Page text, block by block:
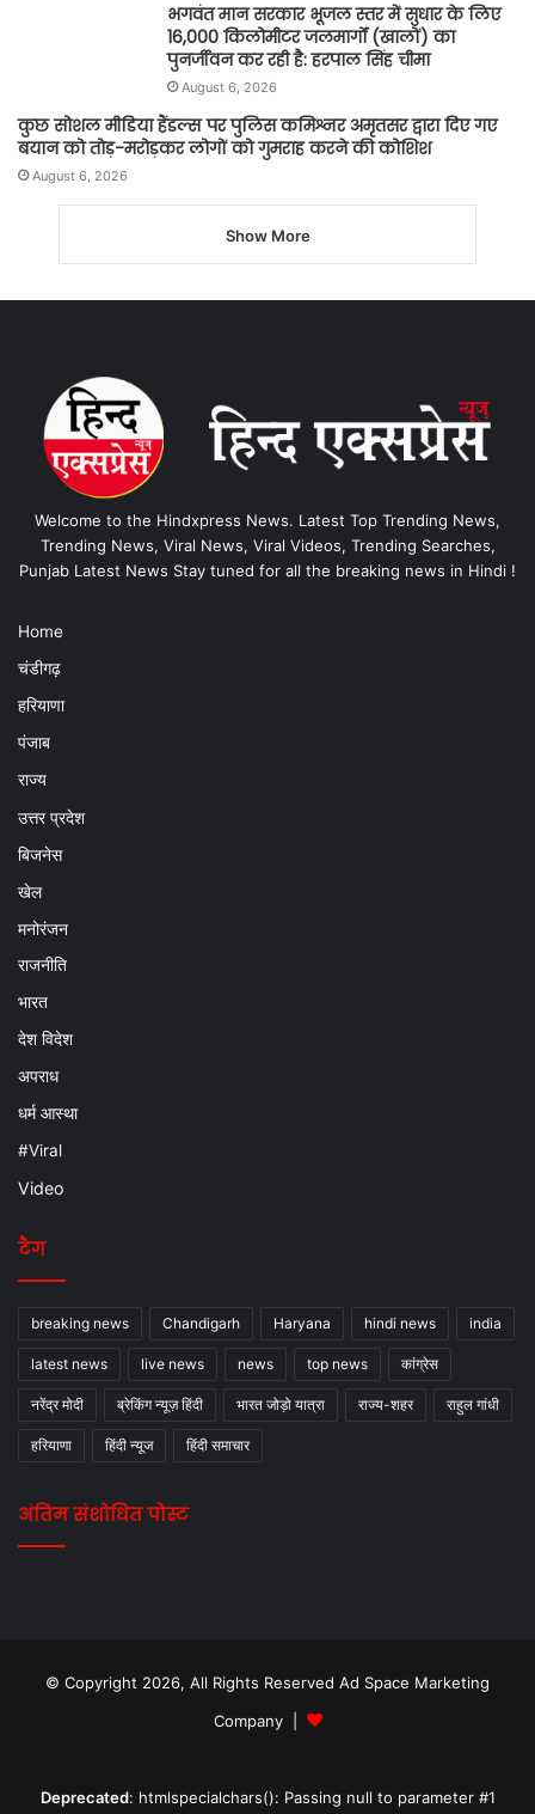
भगवंत मान सरकार भूजल स्तर में सुधार के लिए
16,000 किलोमीटर जलमार्गों (खालों) का
पुनर्जीवन कर रही है: हरपाल सिंह चीमा
August 6, 2026
कुछ सोशल मीडिया हैंडल्स पर पुलिस कमिश्नर अमृतसर द्वारा दिए गए
बयान को तोड़-मरोड़कर लोगों को गुमराह करने की कोशिश
August 6, 2026
Show More
Welcome to the Hindxpress News. Latest Top Trending News,
Trending News, Viral News, Viral Videos, Trending Searches,
Punjab Latest News Stay tuned for all the breaking news in Hindi !
Home
चंडीगढ़
हरियाणा
पंजाब
राज्य
उत्तर प्रदेश
बिजनेस
खेल
मनोरंजन
राजनीति
भारत
देश विदेश
अपराध
धर्म आस्था
#Viral
Video
टैग
breaking news Chandigarh Haryana hindi news india
latest news live news news top news कांग्रेस
नरेंद्र मोदी ब्रेकिंग न्यूज़ हिंदी भारत जोड़ो यात्रा राज्य-शहर राहुल गांधी
हरियाणा हिंदी न्यूज हिंदी समाचार
अंतिम संशोधित पोस्ट
© Copyright 2026, All Rights Reserved Ad Space Marketing
Company |
Deprecated: htmlspecialchars(): Passing null to parameter #1